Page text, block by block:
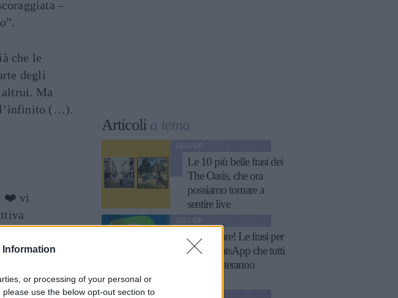
Information
or processing of your personal or
use the below opt-out section to
–
”.
che le
degli
Ma
(…).
❤️ vi
Articoli a tema
Le 10 più belle frasi dei
The Oasis, che ora
possiamo tornare a
sentire live
Fatti notare! Le frasi per
stati WhatsApp che tutti
commenteranno